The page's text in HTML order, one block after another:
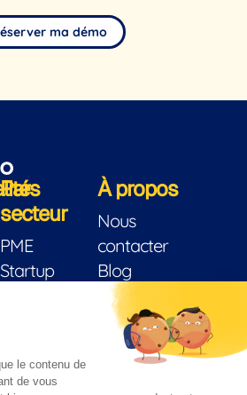
ma démo
Par
secteur
PME
Startup
Associations
À propos
Nous
contacter
Blog
Conditions
générales
d’utilisation
Mentions